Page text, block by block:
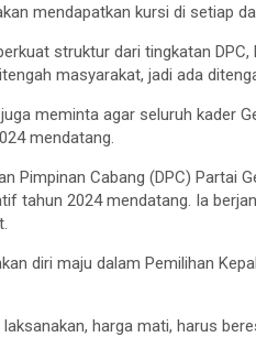
mendapatkan kursi di setiap
struktur dari tingkatan
masyarakat, jadi ada
meminta agar seluruh kader
mendatang.
Pimpinan Cabang (DPC) Partai
tahun 2024 mendatang. Ia
diri maju dalam Pemilihan
harga mati, harus